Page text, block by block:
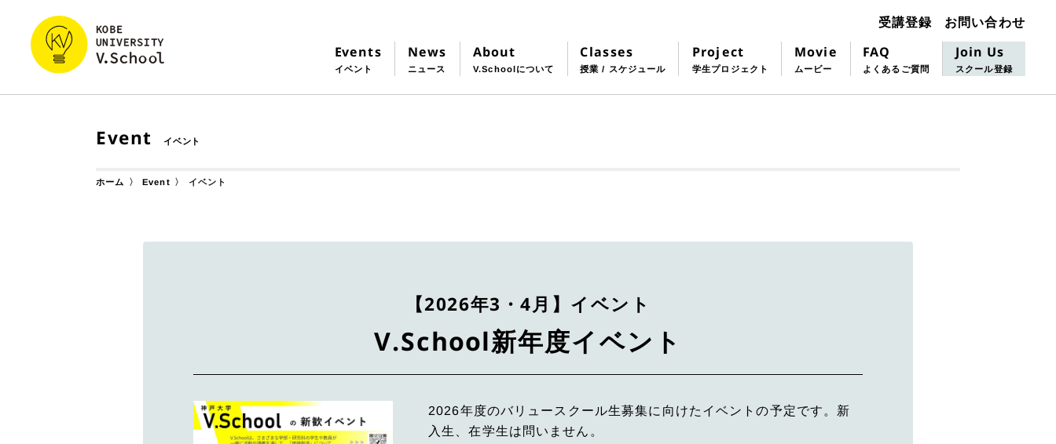
受講登録 お問い合わせ
Events
イベント
News
ニュース
About
V.Schoolについて
Classes
授業 / スケジュール
Project
学生プロジェクト
Movie
ムービー
FAQ
よくあるご質問
Join Us
スクール登録
Event イベント
ホーム Event イベント
【2026年3・4月】イベント
V.School新年度イベント
2026年度のバリュースクール生募集に向けたイベントの予定です。新
入生、在学生は問いません。